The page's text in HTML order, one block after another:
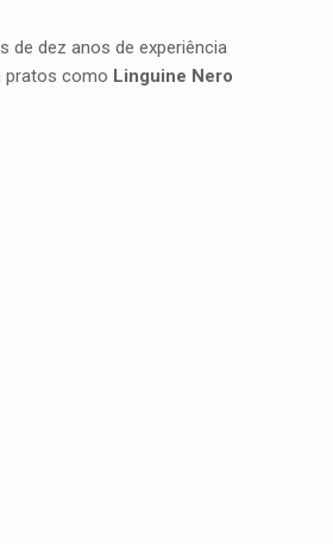
de dez anos de experiência
pratos como Linguine Nero